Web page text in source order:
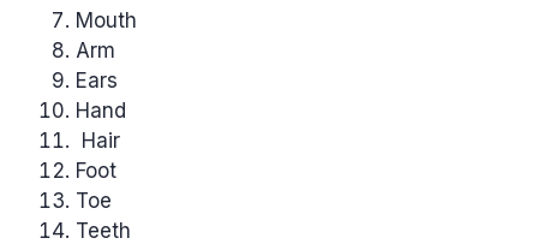
Mouth
Arm
Ears
Hand
Hair
Foot
Toe
Teeth